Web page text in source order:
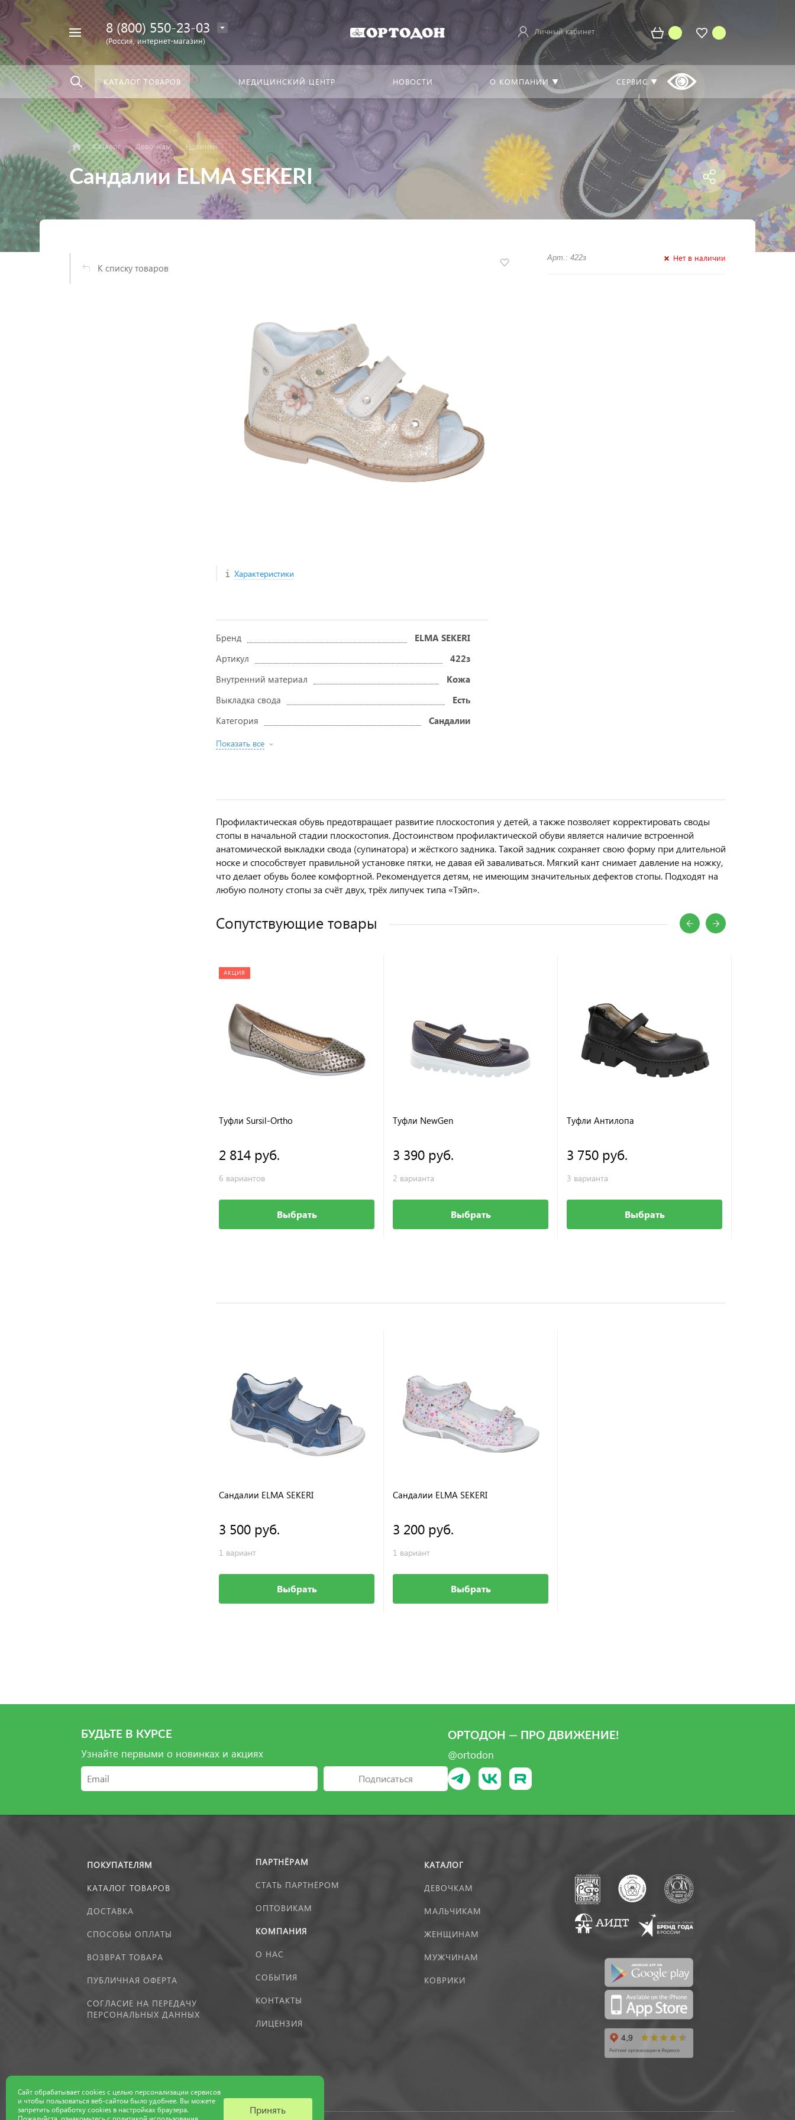
вездеНайти
8 (800) 550-23-03
(Россия, интернет-магазин)
Личный кабинет
КАТАЛОГ ТОВАРОВ МЕДИЦИНСКИЙ ЦЕНТР НОВОСТИ О КОМПАНИИ ▼ СЕРВИС ▼
Каталог Девочкам Новинки
Сандалии ELMA SEKERI
К списку товаров
Характеристики
Арт.: 422з Нет в наличии
Бренд
ELMA SEKERI
Артикул
422з
Внутренний материал
Кожа
Выкладка свода
Есть
Категория
Сандалии
Показать все
Профилактическая обувь предотвращает развитие плоскостопия у детей, а также позволяет корректировать своды
стопы в начальной стадии плоскостопия. Достоинством профилактической обуви является наличие встроенной
анатомической выкладки свода (супинатора) и жёсткого задника. Такой задник сохраняет свою форму при длительной
носке и способствует правильной установке пятки, не давая ей заваливаться. Мягкий кант снимает давление на ножку,
что делает обувь более комфортной. Рекомендуется детям, не имеющим значительных дефектов стопы. Подходят на
любую полноту стопы за счёт двух, трёх липучек типа «Тэйп».
Сопутствующие товары
АКЦИЯ
Туфли Sursil-Ortho
2 814 руб.
6 вариантов
Выбрать
Туфли NewGen
3 390 руб.
2 варианта
Выбрать
Туфли Антилопа
3 750 руб.
3 варианта
Выбрать
Сандалии ELMA SEKERI
3 500 руб.
1 вариант
Выбрать
Сандалии ELMA SEKERI
3 200 руб.
1 вариант
Выбрать
БУДЬТЕ В КУРСЕ
Узнайте первыми о новинках и акциях
Подписаться
ОРТОДОН — ПРО ДВИЖЕНИЕ!
@ortodon
ПОКУПАТЕЛЯМ
КАТАЛОГ ТОВАРОВ
ДОСТАВКА
СПОСОБЫ ОПЛАТЫ
ВОЗВРАТ ТОВАРА
ПУБЛИЧНАЯ ОФЕРТА
СОГЛАСИЕ НА ПЕРЕДАЧУ
ПЕРСОНАЛЬНЫХ ДАННЫХ
ПАРТНЁРАМ
СТАТЬ ПАРТНЁРОМ
ОПТОВИКАМ
КОМПАНИЯ
О НАС
СОБЫТИЯ
КОНТАКТЫ
ЛИЦЕНЗИЯ
КАТАЛОГ
ДЕВОЧКАМ
МАЛЬЧИКАМ
ЖЕНЩИНАМ
МУЖЧИНАМ
КОВРИКИ
Сайт обрабатывает cookies с целью персонализации сервисов
и чтобы пользоваться веб-сайтом было удобнее. Вы можете
запретить обработку сookies в настройках браузера.
Принять